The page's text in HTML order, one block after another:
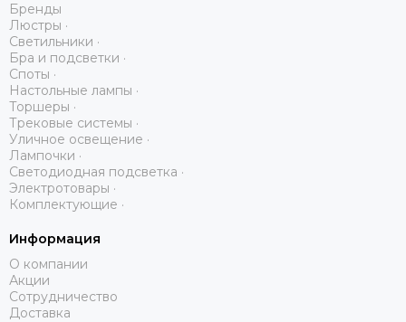
Бренды
Люстры ·
Светильники ·
Бра и подсветки ·
Споты ·
Настольные лампы ·
Торшеры ·
Трековые системы ·
Уличное освещение ·
Лампочки ·
Светодиодная подсветка ·
Электротовары ·
Комплектующие ·
Информация
О компании
Акции
Сотрудничество
Доставка